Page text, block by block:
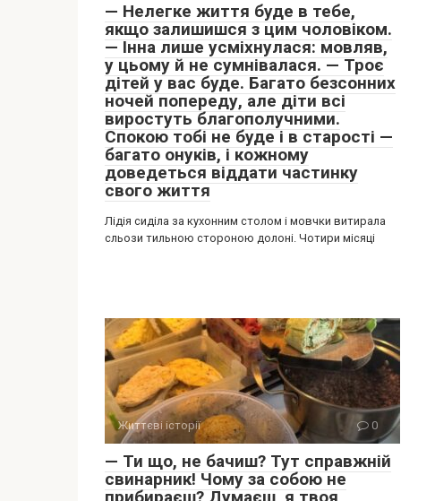
— Нелегке життя буде в тебе,
якщо залишишся з цим чоловіком.
— Інна лише усміхнулася: мовляв,
у цьому й не сумнівалася. — Троє
дітей у вас буде. Багато безсонних
ночей попереду, але діти всі
виростуть благополучними.
Спокою тобі не буде і в старості —
багато онуків, і кожному
доведеться віддати частинку
свого життя
Лідія сиділа за кухонним столом і мовчки витирала
сльози тильною стороною долоні. Чотири місяці
Життєві історії 0
— Ти що, не бачиш? Тут справжній
свинарник! Чому за собою не